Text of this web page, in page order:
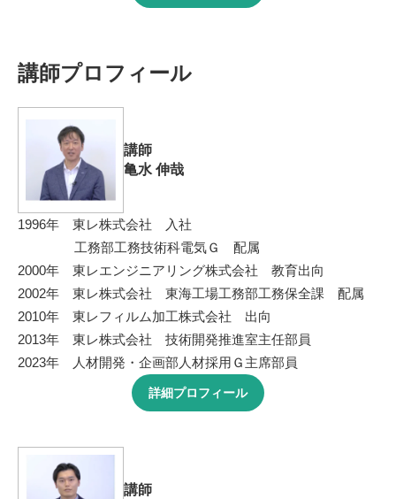
講師プロフィール
講師
亀水 伸哉
1996年 東レ株式会社 入社
工務部工務技術科電気Ｇ 配属
2000年 東レエンジニアリング株式会社 教育出向
2002年 東レ株式会社 東海工場工務部工務保全課 配属
2010年 東レフィルム加工株式会社 出向
2013年 東レ株式会社 技術開発推進室主任部員
2023年 人材開発・企画部人材採用Ｇ主席部員
詳細プロフィール
講師